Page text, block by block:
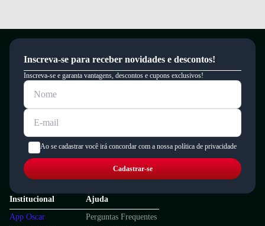
Inscreva-se para receber novidades e descontos!
Inscreva-se e garanta vantagens, descontos e cupons exclusivos!
Ao se cadastrar você irá concordar com a nossa política de privacidade
Cadastrar-se
Institucional
App Oscar
Ajuda
Perguntas Frequentes